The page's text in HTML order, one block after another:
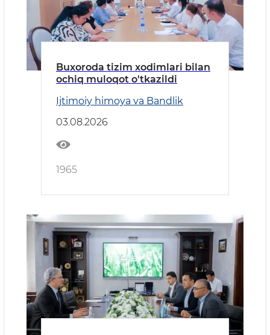
Buxoroda tizim xodimlari bilan
ochiq muloqot o'tkazildi
Ijtimoiy himoya va Bandlik
03.08.2026
1965